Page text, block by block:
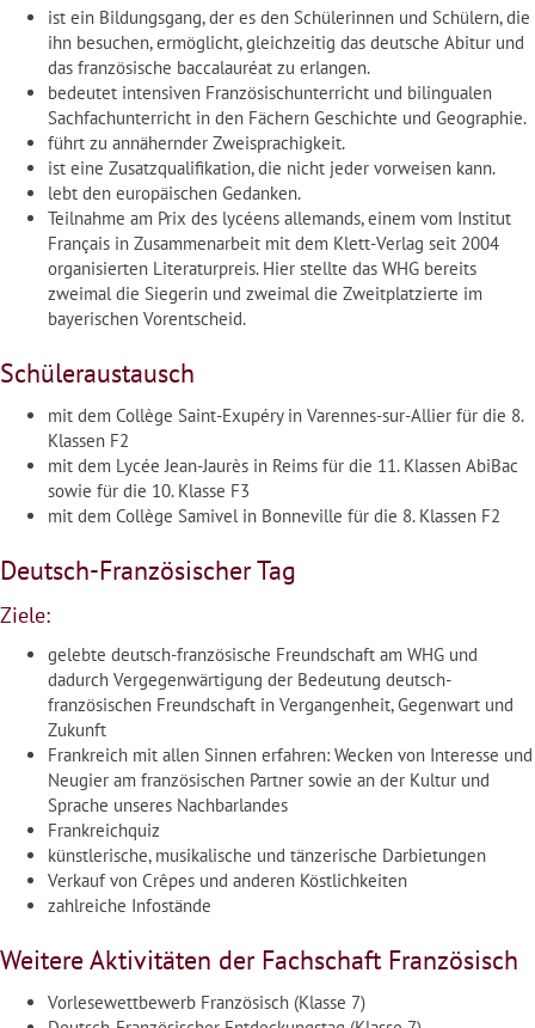
ist ein Bildungsgang, der es den Schülerinnen und Schülern, die
ihn besuchen, ermöglicht, gleichzeitig das deutsche Abitur und
das französische baccalauréat zu erlangen.
bedeutet intensiven Französischunterricht und bilingualen
Sachfachunterricht in den Fächern Geschichte und Geographie.
führt zu annähernder Zweisprachigkeit.
ist eine Zusatzqualifikation, die nicht jeder vorweisen kann.
lebt den europäischen Gedanken.
Teilnahme am Prix des lycéens allemands​, einem vom Institut
Français in Zusammenarbeit mit dem Klett-Verlag seit 2004
organisierten Literaturpreis. Hier stellte das WHG bereits
zweimal die Siegerin und zweimal die Zweitplatzierte im
bayerischen Vorentscheid.
Schüleraustausch
mit dem Collège Saint-Exupéry in Varennes-sur-Allier für die 8.
Klassen F2
mit dem Lycée Jean-Jaurès in Reims für die 11. Klassen AbiBac
sowie für die 10. Klasse F3
mit dem Collège Samivel in Bonneville für die 8. Klassen F2
Deutsch-Französischer Tag
Ziele:
gelebte deutsch-französische Freundschaft am WHG und
dadurch Vergegenwärtigung der Bedeutung deutsch-
französischen Freundschaft in Vergangenheit, Gegenwart und
Zukunft
Frankreich mit allen Sinnen erfahren: Wecken von Interesse und
Neugier am französischen Partner sowie an der Kultur und
Sprache unseres Nachbarlandes
Frankreichquiz
künstlerische, musikalische und tänzerische Darbietungen
Verkauf von Crêpes und anderen Köstlichkeiten
zahlreiche Infostände
Weitere Aktivitäten der Fachschaft Französisch
Vorlesewettbewerb Französisch (Klasse 7)